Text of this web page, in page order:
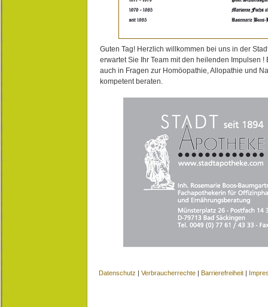
Guten Tag! Herzlich willkommen bei uns in der
erwartet Sie Ihr Team mit den heilenden Impulsen !
auch in Fragen zur Homöopathie, Allopathie und
kompetent beraten.
Datenschutz | Verbraucherrechte | Barrierefreiheit |